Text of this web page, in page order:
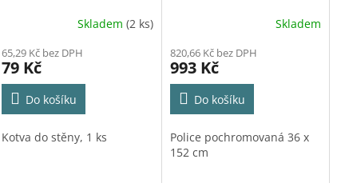
Skladem (2 ks)
65,29 Kč bez DPH
79 Kč
Do košíku
Kotva do stěny, 1 ks
Skladem
820,66 Kč bez DPH
993 Kč
Do košíku
Police pochromovaná 36 x
152 cm